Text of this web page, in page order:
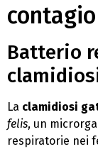
contagio
Batterio
La clamidiosi
felis, un
respiratorie nei